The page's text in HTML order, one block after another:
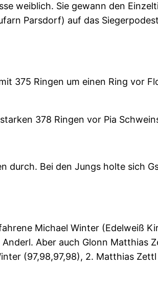
weiblich. Sie gewann den
Parsdorf) auf das
375 Ringen um einen Ring vor
378 Ringen vor Pia
durch. Bei den Jungs holte sich
Michael Winter (Edelweiß
Aber auch Glonn Matthias
(97,98,97,98), 2. Matthias